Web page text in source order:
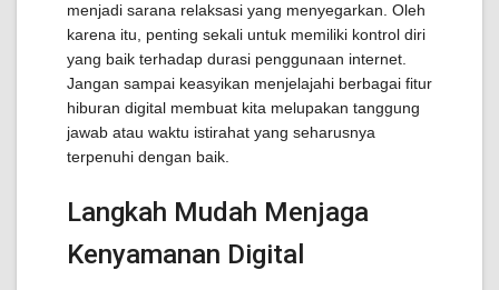
menjadi sarana relaksasi yang menyegarkan. Oleh
karena itu, penting sekali untuk memiliki kontrol diri
yang baik terhadap durasi penggunaan internet.
Jangan sampai keasyikan menjelajahi berbagai fitur
hiburan digital membuat kita melupakan tanggung
jawab atau waktu istirahat yang seharusnya
terpenuhi dengan baik.
Langkah Mudah Menjaga
Kenyamanan Digital